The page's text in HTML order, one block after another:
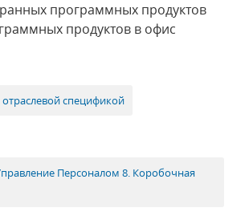
программных продуктов
продуктов в офис
отраслевой спецификой
Персоналом 8. Коробочная